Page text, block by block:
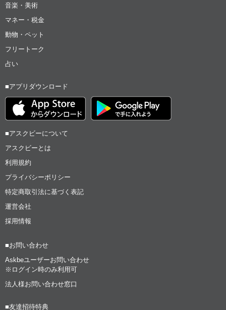
音楽・美術
マネー・税金
動物・ペット
フリートーク
占い
■アプリダウンロード
■アスクビーについて
アスクビーとは
利用規約
プライバシーポリシー
特定商取引法に基づく表記
運営会社
採用情報
■お問い合わせ
Askbeユーザーお問い合わせ
※ログイン時のみ利用可
法人様お問い合わせ窓口
■友達招待特典